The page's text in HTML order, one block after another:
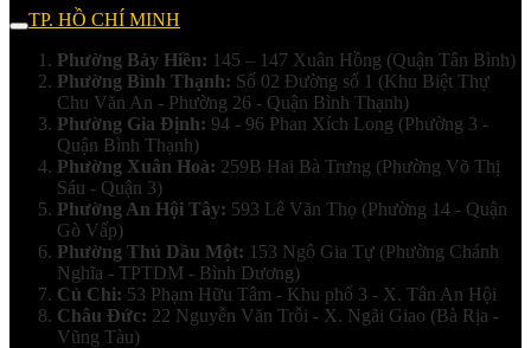
TP. HỒ CHÍ MINH
Phường Bảy Hiền: 145 – 147 Xuân Hồng (Quận Tân Bình)
Phường Bình Thạnh: Số 02 Đường số 1 (Khu Biệt Thự
Chu Văn An - Phường 26 - Quận Bình Thạnh)
Phường Gia Định: 94 - 96 Phan Xích Long (Phường 3 -
Quận Bình Thạnh)
Phường Xuân Hoà: 259B Hai Bà Trưng (Phường Võ Thị
Sáu - Quận 3)
Phường An Hội Tây: 593 Lê Văn Thọ (Phường 14 - Quận
Gò Vấp)
Phường Thủ Dầu Một: 153 Ngô Gia Tự (Phường Chánh
Nghĩa - TPTDM - Bình Dương)
Củ Chi: 53 Phạm Hữu Tâm - Khu phố 3 - X. Tân An Hội
Châu Đức: 22 Nguyễn Văn Trỗi - X. Ngãi Giao (Bà Rịa -
Vũng Tàu)